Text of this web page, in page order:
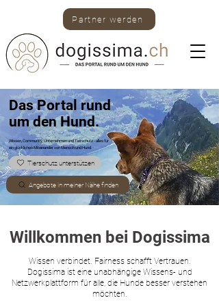
Tierschutz unterstützen
Angebote in meiner Nähe finden
Wissen, Community, Unternehmen und Tierschutz -alles für
ein glückliches Miteinander von Mensch und Hund.
Das Portal rund
um den Hund.
Partner werden
Willkommen bei Dogissima
Wissen verbindet. Fairness schafft Vertrauen.
Dogissima ist eine unabhängige Wissens- und
Netzwerkplattform für alle, die Hunde besser verstehen
möchten.